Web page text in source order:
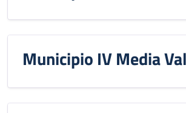
Municipio IV Media